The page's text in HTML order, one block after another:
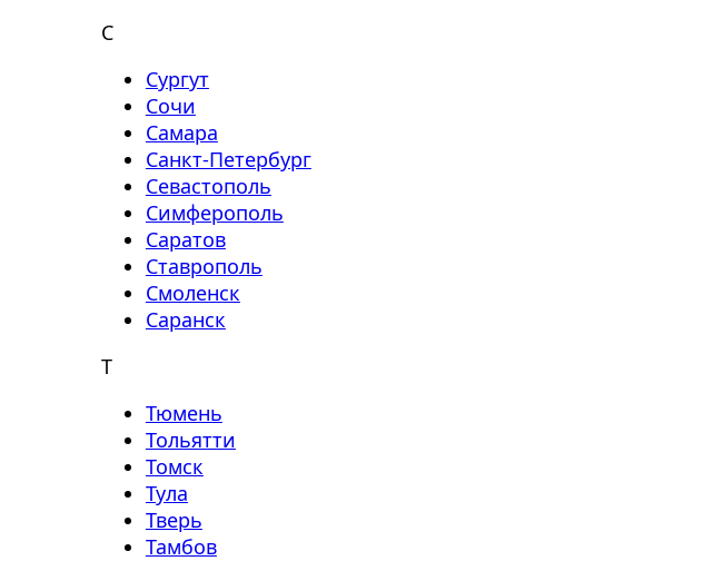
С
Сургут
Сочи
Самара
Санкт-Петербург
Севастополь
Симферополь
Саратов
Ставрополь
Смоленск
Саранск
Т
Тюмень
Тольятти
Томск
Тула
Тверь
Тамбов